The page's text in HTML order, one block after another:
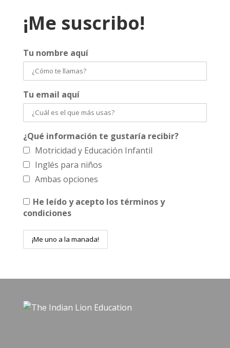
¡Me suscribo!
Tu nombre aquí
Tu email aquí
¿Qué información te gustaría recibir?
Motricidad y Educación Infantil
Inglés para niños
Ambas opciones
He leído y acepto los términos y
condiciones